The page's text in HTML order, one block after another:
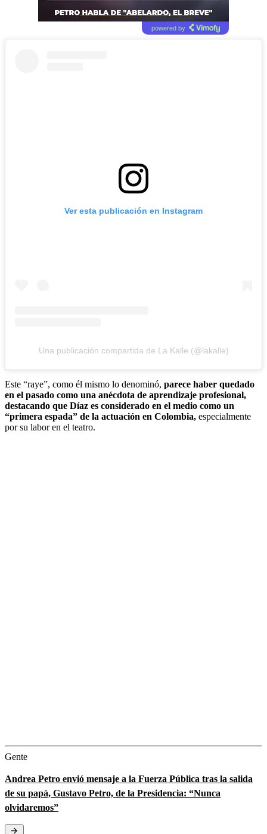
powered by
Ver esta publicación en Instagram
Una publicación compartida de La Kalle (@lakalle)
Este “raye”, como él mismo lo denominó, parece haber quedado
en el pasado como una anécdota de aprendizaje profesional,
destacando que Díaz es considerado en el medio como un
“primera espada” de la actuación en Colombia, especialmente
por su labor en el teatro.
Gente
Andrea Petro envió mensaje a la Fuerza Pública tras la salida
de su papá, Gustavo Petro, de la Presidencia: “Nunca
olvidaremos”